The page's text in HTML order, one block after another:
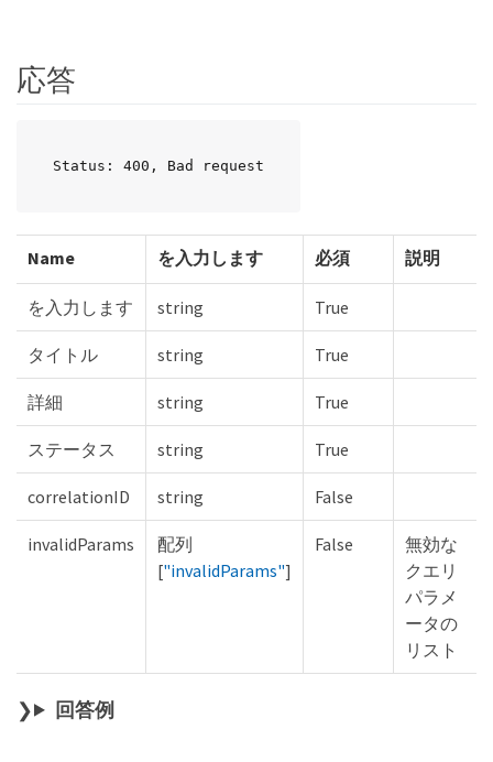
応答
Status: 400, Bad request
Name を入力します 必須 説明
を入力します string True
タイトル string True
詳細 string True
ステータス string True
correlationID string False
invalidParams
配列
["invalidParams"]
False
無効な
クエリ
パラメ
ータの
リスト
回答例